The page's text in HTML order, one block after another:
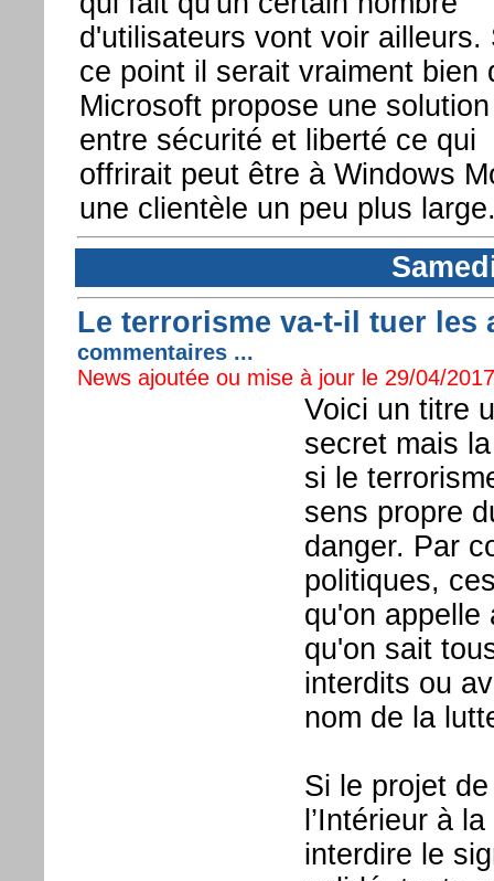
d'utilisateurs vont voir ailleurs.
ce point il serait vraiment bien
Microsoft propose une solution
entre sécurité et liberté ce qui
offrirait peut être à Windows
une clientèle un peu plus
Le terrorisme va-t-il tuer les
commentaires ...
News ajoutée ou mise à jour le 29/04/
Voici un titre
secret mais
si le
sens propre
danger. Par
politiques,
qu'on appelle
qu'on sait
interdits ou
nom de la
Si le projet
l’Intérieur à
interdire le